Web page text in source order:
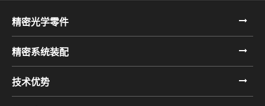
精密光学零件
精密系统装配
技术优势